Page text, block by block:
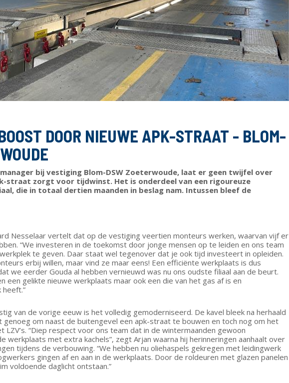
DOOR NIEUWE APK-STRAAT - BLOM-
bij vestiging Blom-DSW Zoeterwoude, laat er geen twijfel over
straat zorgt voor tijdwinst. Het is onderdeel van een rigoureuze
die in totaal dertien maanden in beslag nam. Intussen bleef de
Nesselaar vertelt dat op de vestiging veertien monteurs werken, waarvan vijf er
“We investeren in de toekomst door jonge mensen op te leiden en ons team
te geven. Daar staat wel tegenover dat je ook tijd investeert in opleiden.
erbij willen, maar vind ze maar eens! Een efficiënte werkplaats is dus
we eerder Gouda al hebben vernieuwd was nu ons oudste filiaal aan de beurt.
een gelikte nieuwe werkplaats maar ook een die van het gas af is en
heeft.”
van de vorige eeuw is het volledig gemoderniseerd. De kavel bleek na herhaald
genoeg om naast de buitengevel een apk-straat te bouwen en toch nog om het
LZV’s. “Diep respect voor ons team dat in de wintermaanden gewoon
werkplaats met extra kachels”, zegt Arjan waarna hij herinneringen aanhaalt over
tijdens de verbouwing. “We hebben nu oliehaspels gekregen met leidingwerk
gingen af en aan in de werkplaats. Door de roldeuren met glazen panelen
voldoende daglicht ontstaan.”